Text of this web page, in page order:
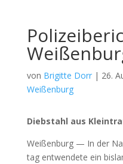
von Brigitte Dorr| 26.
Weißenburg
Dieb­stahl aus
Wei­ßen­burg — In der
tag ent­wen­de­te ein